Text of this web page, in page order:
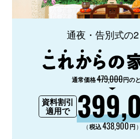
通夜・告別式の
通常価格479,000円の
資料割引
適用で
（税込438,900円 ）